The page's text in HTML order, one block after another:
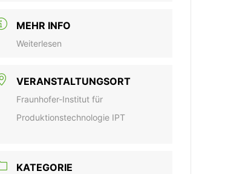
MEHR INFO
Weiterlesen
VERANSTALTUNGSORT
Fraunhofer-Institut für
Produktionstechnologie IPT
KATEGORIE